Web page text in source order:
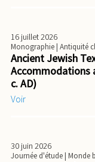
16 juillet 2026
Monographie| Antiquité
Ancient Jewish
Accommodations
c. AD)
Voir
30 juin 2026
Journée d'étude| Monde